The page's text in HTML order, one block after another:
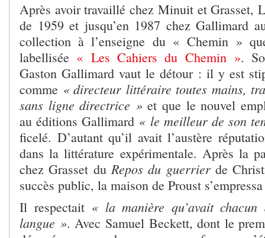
Après avoir travaillé chez Minuit et Grasset,
de 1959 et jusqu’en 1987 chez Gallimard
collection à l’enseigne du « Chemin »
labellisée « Les Cahiers du Chemin ».
Gaston Gallimard vaut le détour : il y est
comme « directeur littéraire toutes mains,
sans ligne directrice »et que le nouvel
au éditions Gallimard « le meilleur de son
ficelé. D’autant qu’il avait l’austère
dans la littérature expérimentale. Après la
chez Grasset du Repos du guerrierde
succès public, la maison de Proust
Il respectait « la manière qu’avait
langue ». Avec Samuel Beckett, dont le